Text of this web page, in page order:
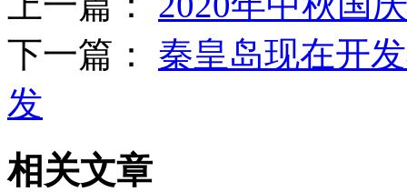
下一篇： 秦皇岛现在开
发
相关文章